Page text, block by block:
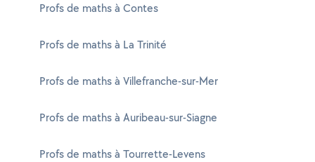
Profs de maths à Contes
Profs de maths à La Trinité
Profs de maths à Villefranche-sur-Mer
Profs de maths à Auribeau-sur-Siagne
Profs de maths à Tourrette-Levens